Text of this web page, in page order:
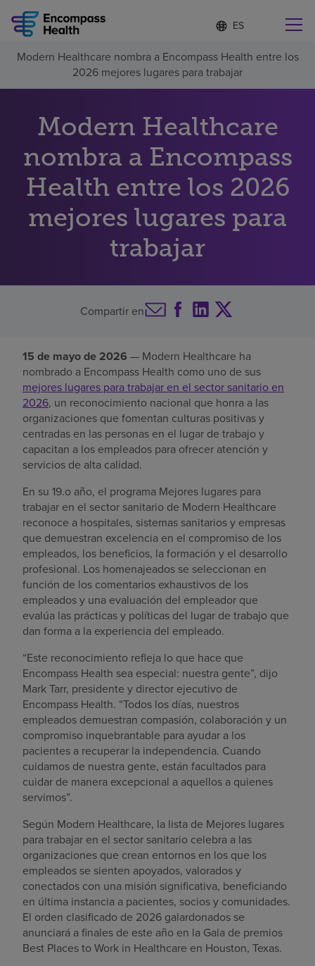
Lista
de
idiomas
contraída
d
o
m
a
l
e
c
c
i
o
a
Encuentre una localidad cerca de usted
Por qué debe elegirnos
Servicios de rehabilitación
Pacientes y cuidadores
Inversores
Empleos
Pagar mi factura
Modern Healthcare nombra a Encompass Health entre los
2026 mejores lugares para trabajar
Modern Healthcare
nombra a Encompass
Health entre los 2026
mejores lugares para
trabajar
Compartir en
15 de mayo de 2026 — Modern Healthcare ha
nombrado a Encompass Health como uno de sus
mejores lugares para trabajar en el sector sanitario en
2026, un reconocimiento nacional que honra a las
organizaciones que fomentan culturas positivas y
centradas en las personas en el lugar de trabajo y
capacitan a los empleados para ofrecer atención y
servicios de alta calidad.
En su 19.o año, el programa Mejores lugares para
trabajar en el sector sanitario de Modern Healthcare
reconoce a hospitales, sistemas sanitarios y empresas
que demuestran excelencia en el compromiso de los
empleados, los beneficios, la formación y el desarrollo
profesional. Los homenajeados se seleccionan en
función de los comentarios exhaustivos de los
empleados y una evaluación del empleador que
evalúa las prácticas y políticas del lugar de trabajo que
dan forma a la experiencia del empleado.
“Este reconocimiento refleja lo que hace que
Encompass Health sea especial: nuestra gente”, dijo
Mark Tarr, presidente y director ejecutivo de
Encompass Health. “Todos los días, nuestros
empleados demuestran compasión, colaboración y un
compromiso inquebrantable para ayudar a los
pacientes a recuperar la independencia. Cuando
cuidamos de nuestra gente, están facultados para
cuidar de manera excepcional a aquellos a quienes
servimos”.
Según Modern Healthcare, la lista de Mejores lugares
para trabajar en el sector sanitario celebra a las
organizaciones que crean entornos en los que los
empleados se sienten apoyados, valorados y
conectados con una misión significativa, beneficiando
en última instancia a pacientes, socios y comunidades.
El orden clasificado de 2026 galardonados se
anunciará a finales de este año en la Gala de premios
Best Places to Work in Healthcare en Houston, Texas.